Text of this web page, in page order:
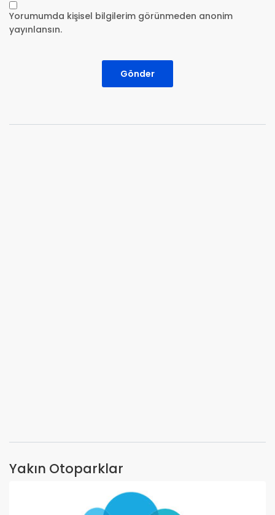
Yorumumda kişisel bilgilerim görünmeden anonim
yayınlansın.
Gönder
Yakın Otoparklar